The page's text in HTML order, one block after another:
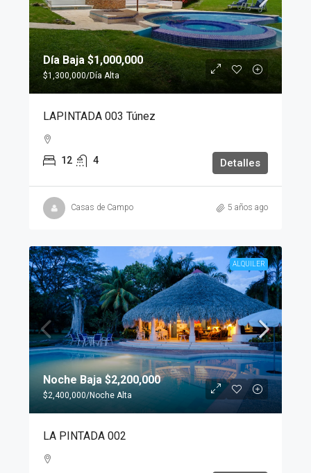
Día Baja$1,000,000
$1,300,000/Día Alta
LAPINTADA 003 Túnez
12 4 Detalles
Casas de Campo 5 años ago
ALQUILER
Noche Baja$2,200,000
$2,400,000/Noche Alta
LA PINTADA 002